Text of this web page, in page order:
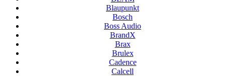
Blaupunkt
Bosch
Boss Audio
BrandX
Brax
Brulex
Cadence
Calcell